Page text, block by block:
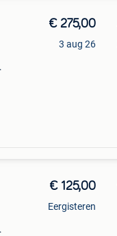
€ 275,00
3 aug 26
€ 125,00
Eergisteren